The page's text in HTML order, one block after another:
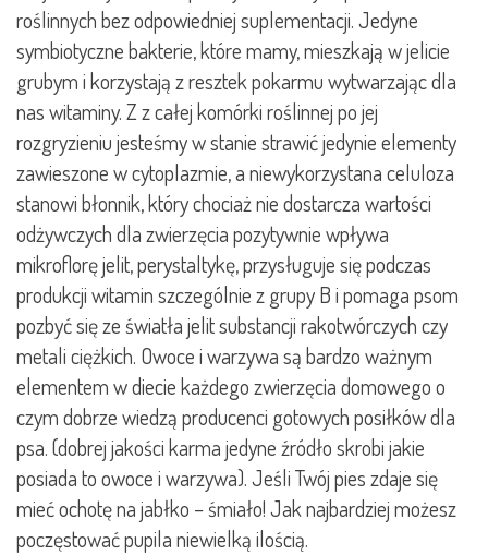
roślinnych bez odpowiedniej suplementacji. Jedyne
symbiotyczne bakterie, które mamy, mieszkają w jelicie
grubym i korzystają z resztek pokarmu wytwarzając dla
nas witaminy. Z z całej komórki roślinnej po jej
rozgryzieniu jesteśmy w stanie strawić jedynie elementy
zawieszone w cytoplazmie, a niewykorzystana celuloza
stanowi błonnik, który chociaż nie dostarcza wartości
odżywczych dla zwierzęcia pozytywnie wpływa
mikroflorę jelit, perystaltykę, przysługuje się podczas
produkcji witamin szczególnie z grupy B i pomaga psom
pozbyć się ze światła jelit substancji rakotwórczych czy
metali ciężkich. Owoce i warzywa są bardzo ważnym
elementem w diecie każdego zwierzęcia domowego o
czym dobrze wiedzą producenci gotowych posiłków dla
psa. (dobrej jakości karma jedyne źródło skrobi jakie
posiada to owoce i warzywa). Jeśli Twój pies zdaje się
mieć ochotę na jabłko – śmiało! Jak najbardziej możesz
poczęstować pupila niewielką ilością.